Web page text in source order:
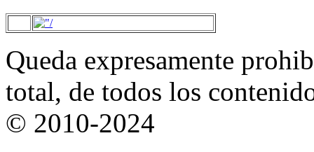
Queda expresamente
total, de todos los
© 2010-2024